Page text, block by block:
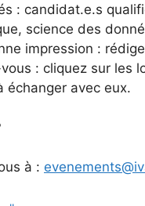
: candidat.e.s
science des
impression :
: cliquez sur les
échanger avec eux.
à :